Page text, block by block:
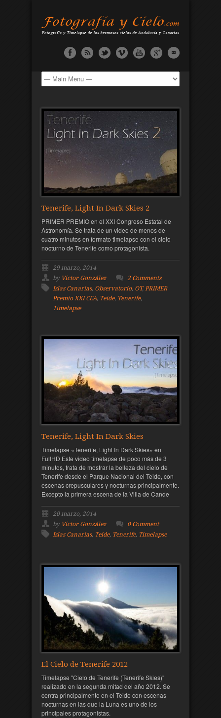
Tenerife, Light In Dark Skies 2
PRIMER PREMIO en el XXI Congreso Estatal de
Astronomía. Se trata de un video de menos de
cuatro minutos en formato timelapse con el cielo
nocturno de Tenerife como protagonista.
29 marzo, 2014
by Víctor González
2 Comments
Islas Canarias, Observatorio, OT, PRIMER
Premio XXI CEA, Teide, Tenerife,
Timelapse
Tenerife, Light In Dark Skies
Timelapse «Tenerife, Light In Dark Skies» en
FullHD Este video timelapse de poco más de 3
minutos, trata de mostrar la belleza del cielo de
Tenerife desde el Parque Nacional del Teide, con
escenas crepusculares y nocturnas principalmente.
Excepto la primera escena de la Villa de Cande
20 marzo, 2014
by Víctor González
0 Comment
Islas Canarias, Teide, Tenerife, Timelapse
El Cielo de Tenerife 2012
Timelapse "Cielo de Tenerife (Tenerife Skies)"
realizado en la segunda mitad del año 2012. Se
centra principalmente en el Teide con escenas
nocturnas en las que la Luna es uno de los
principales protagonistas.